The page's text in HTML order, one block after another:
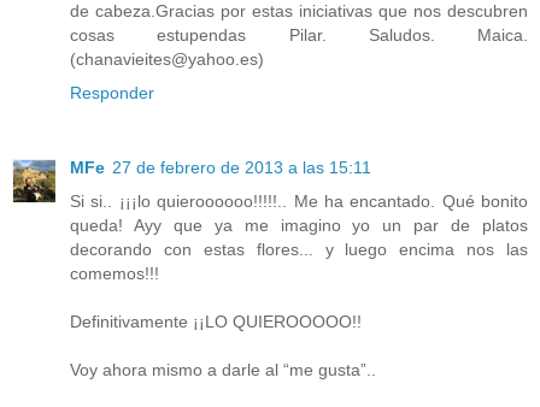
de cabeza.Gracias por estas iniciativas que nos descubren
cosas estupendas Pilar. Saludos. Maica.
(chanavieites@yahoo.es)
Responder
MFe 27 de febrero de 2013 a las 15:11
Si si.. ¡¡¡lo quieroooooo!!!!!.. Me ha encantado. Qué bonito
queda! Ayy que ya me imagino yo un par de platos
decorando con estas flores... y luego encima nos las
comemos!!!
Definitivamente ¡¡LO QUIEROOOOO!!
Voy ahora mismo a darle al “me gusta”..